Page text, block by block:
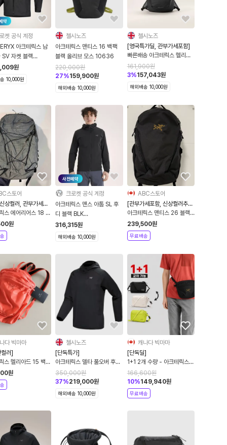
약
켓 공식 계정
아크테릭스 남
SV 자켓 블랙
원
10,000원
첼시노즈
아크테릭스 맨티스 16 백팩
블랙 올리브 모스 10636
220,000원
27%159,900원
해외배송 10,000원
첼시노즈
[영국특가딜, 관부가세포함]
빠른배송 아크테릭스 헬리아
드 15 백팩 블랙
X000010358
161,900원
3%157,043원
해외배송 10,000원
스토어
상컬러, 관부가세포
스 에어리어스 18 백
원
사전예약
크로켓 공식 계정
아크테릭스 맨스 아톰 SL 후
디 블랙 BLK
X000009560
316,315원
해외배송 10,000원
ABC스토어
[관부가세포함, 신상컬러추
가]
아크테릭스 맨티스 26 블랙
백팩 등산 가방 10643
239,500원
무료배송
다 빅마마
러]
스 헬리아드 15 백팩
원
첼시노즈
[단독특가]
아크테릭스 델타 풀오버 후디
2컬러 7744
350,000원
37%219,000원
해외배송 10,000원
캐나다 빅마마
[단독딜]
1+1 2개 수량 - 아크테릭스
헬리아드 맨티스 크로스바디
백 골라담기
166,600원
10%149,940원
무료배송